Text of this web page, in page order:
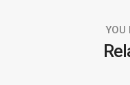
YOU